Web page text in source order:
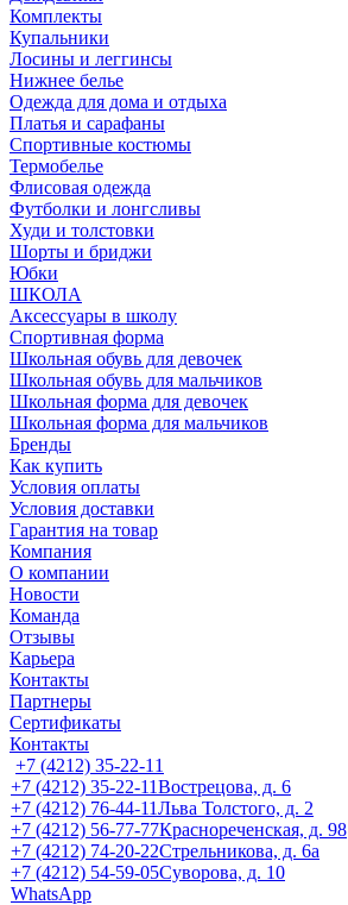
Комплекты
Купальники
Лосины и леггинсы
Нижнее белье
Одежда для дома и отдыха
Платья и сарафаны
Спортивные костюмы
Термобелье
Флисовая одежда
Футболки и лонгсливы
Худи и толстовки
Шорты и бриджи
Юбки
ШКОЛА
Аксессуары в школу
Спортивная форма
Школьная обувь для девочек
Школьная обувь для мальчиков
Школьная форма для девочек
Школьная форма для мальчиков
Бренды
Как купить
Условия оплаты
Условия доставки
Гарантия на товар
Компания
О компании
Новости
Команда
Отзывы
Карьера
Контакты
Партнеры
Сертификаты
Контакты
+7 (4212) 35-22-11
+7 (4212) 35-22-11Вострецова, д. 6
+7 (4212) 76-44-11Льва Толстого, д. 2
+7 (4212) 56-77-77Краснореченская, д. 98
+7 (4212) 74-20-22Стрельникова, д. 6а
+7 (4212) 54-59-05Суворова, д. 10
WhatsApp